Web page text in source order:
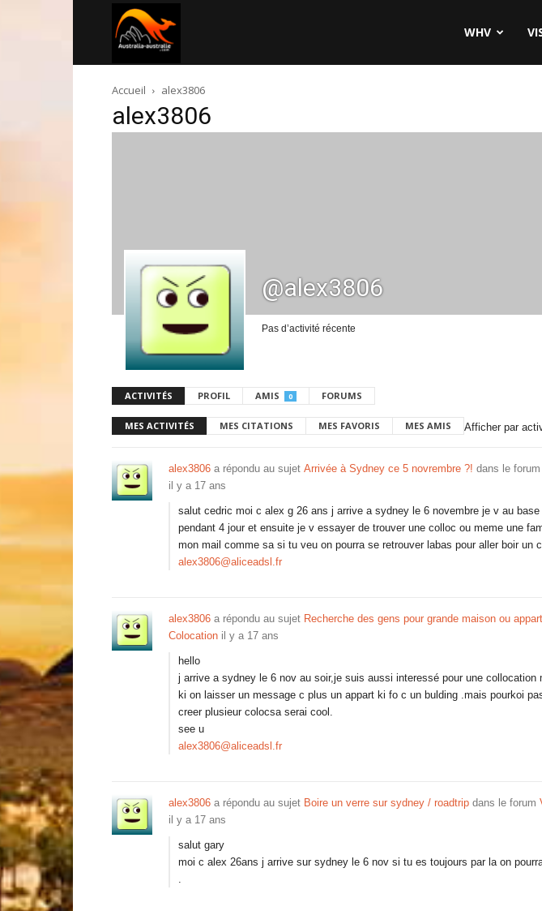
australie.com
WHV
Accueil alex3806
alex3806
@alex3806
Pas d’activité récente
ACTIVITÉS PROFIL AMIS 0 FORUMS
MES ACTIVITÉS MES CITATIONS MES FAVORIS MES AMIS Afficher par
alex3806 a répondu au sujet Arrivée à Sydney ce 5 novrembre ?! dans le forum
il y a 17 ans
salut cedric moi c alex g 26 ans j arrive a sydney le 6 novembre je v au base
pendant 4 jour et ensuite je v essayer de trouver une colloc ou meme une
mon mail comme sa si tu veu on pourra se retrouver labas pour aller boir un
alex3806@aliceadsl.fr
alex3806 a répondu au sujet Recherche des gens pour grande maison ou
Colocation il y a 17 ans
hello
j arrive a sydney le 6 nov au soir,je suis aussi interessé pour une collocation
ki on laisser un message c plus un appart ki fo c un bulding .mais pourkoi
creer plusieur colocsa serai cool.
see u
alex3806@aliceadsl.fr
alex3806 a répondu au sujet Boire un verre sur sydney / roadtrip dans le forum
il y a 17 ans
salut gary
moi c alex 26ans j arrive sur sydney le 6 nov si tu es toujours par la on
.